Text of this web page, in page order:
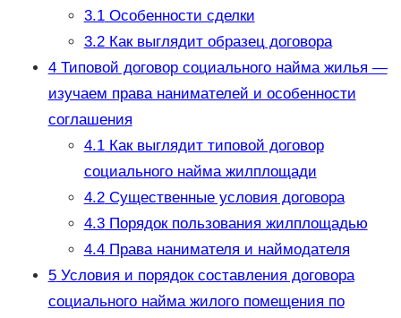
3.1Особенности сделки
3.2Как выглядит образец договора
4Типовой договор социального найма жилья —
изучаем права нанимателей и особенности
соглашения
4.1Как выглядит типовой договор
социального найма жилплощади
4.2Существенные условия договора
4.3Порядок пользования жилплощадью
4.4Права нанимателя и наймодателя
5Условия и порядок составления договора
социального найма жилого помещения по